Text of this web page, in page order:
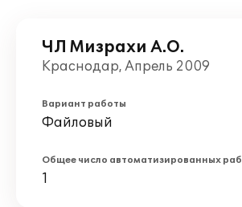
ЧЛ Мизрахи А.О.
Краснодар, Апрель 2009
Вариант работы
Файловый
Общее число автоматизированных
1